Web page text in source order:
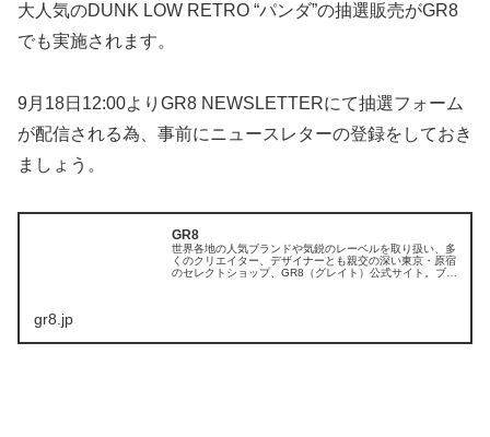
大人気のDUNK LOW RETRO “パンダ”の抽選販売がGR8
でも実施されます。
9月18日12:00よりGR8 NEWSLETTERにて抽選フォーム
が配信される為、事前にニュースレターの登録をしておき
ましょう。
GR8
世界各地の人気ブランドや気鋭のレーベルを取り扱い、多
くのクリエイター、デザイナーとも親交の深い東京・原宿
のセレクトショップ、GR8（グレイト）公式サイト。ブロ
gr8.jp